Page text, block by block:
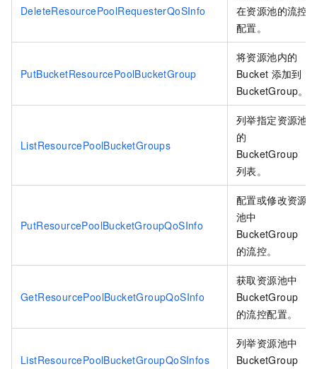
DeleteResourcePoolRequesterQoSInfo
在资源池的流控
配置。
PutBucketResourcePoolBucketGroup
将资源池内的
Bucket 添加到
BucketGroup。
ListResourcePoolBucketGroups
列举指定资源池
的
BucketGroup
列表。
PutResourcePoolBucketGroupQoSInfo
配置或修改资源
池中
BucketGroup
的流控。
GetResourcePoolBucketGroupQoSInfo
获取资源池中
BucketGroup
的流控配置。
ListResourcePoolBucketGroupQoSInfos
列举资源池中
BucketGroup